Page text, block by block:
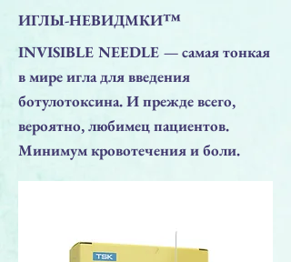
ИГЛЫ-НЕВИДМКИ™
INVISIBLE NEEDLE — самая тонкая
в мире игла для введения
ботулотоксина. И прежде всего,
вероятно, любимец пациентов.
Минимум кровотечения и боли.